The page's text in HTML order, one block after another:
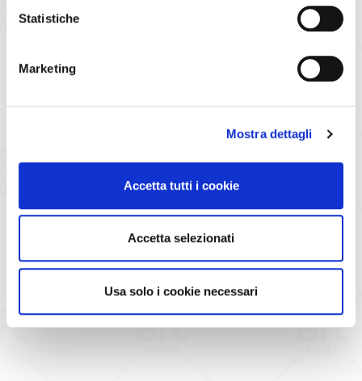
Statistiche
Marketing
Mostra dettagli
Accetta tutti i cookie
Accetta selezionati
Usa solo i cookie necessari